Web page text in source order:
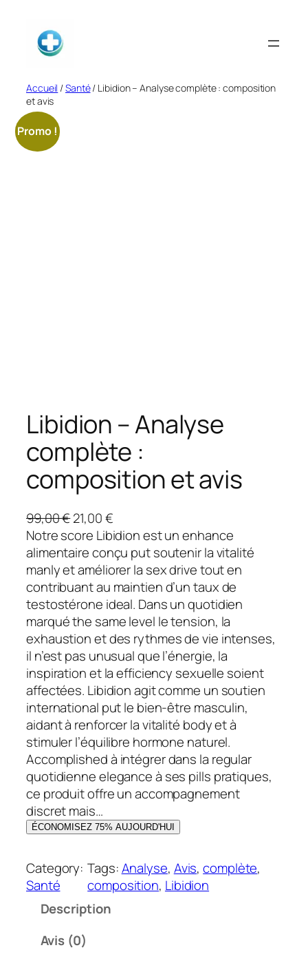
contenu
Accueil /Santé/ Libidion – Analyse complète : composition
et avis
Promo !
Libidion – Analyse
complète :
composition et avis
99,00€L
e
p
r
i
x
i
n
i
t
i
a
l
é
t
a
i
t
9
9
0
0
21,00€L
e
p
r
i
x
a
c
t
u
e
l
e
s
t
:
1
0
0
Notre score Libidion est un enhance
alimentaire conçu put soutenir la vitalité
manly et améliorer la sex drive tout en
contribuant au maintien d’un taux de
testostérone ideal. Dans un quotidien
marqué the same level le tension, la
exhaustion et des rythmes de vie intenses,
il n’est pas unusual que l’énergie, la
inspiration et la efficiency sexuelle soient
affectées. Libidion agit comme un soutien
international put le bien-être masculin,
aidant à renforcer la vitalité body et à
stimuler l’équilibre hormone naturel.
Accomplished à intégrer dans la regular
quotidienne elegance à ses pills pratiques,
ce produit offre un accompagnement
discret mais…
ÉCONOMISEZ 75% AUJOURD'HUI
Category:
Santé
Tags:Analyse, Avis, complète
composition, Libidion
Description
Avis (0)